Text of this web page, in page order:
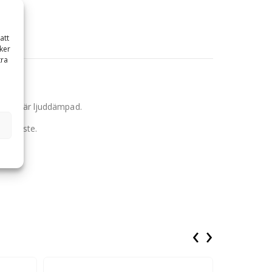
är ljuddämpad.
‹ ›